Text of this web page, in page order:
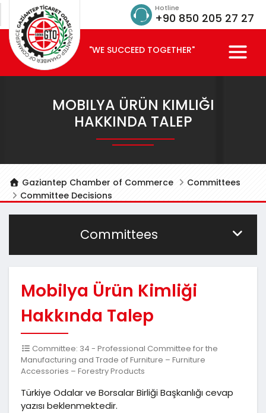
Hotline
+90 850 205 27 27
"WE SUCCEED TOGETHER"
MOBILYA ÜRÜN KIMLIĞI
HAKKINDA TALEP
Gaziantep Chamber of Commerce
Committees
Committee Decisions
Committees
Mobilya Ürün Kimliği
Hakkında Talep
Committee: 34 - Professional Committee for the
Manufacturing and Trade of Furniture – Furniture
Accessories – Forestry Products
Türkiye Odalar ve Borsalar Birliği Başkanlığı cevap
yazısı beklenmektedir.